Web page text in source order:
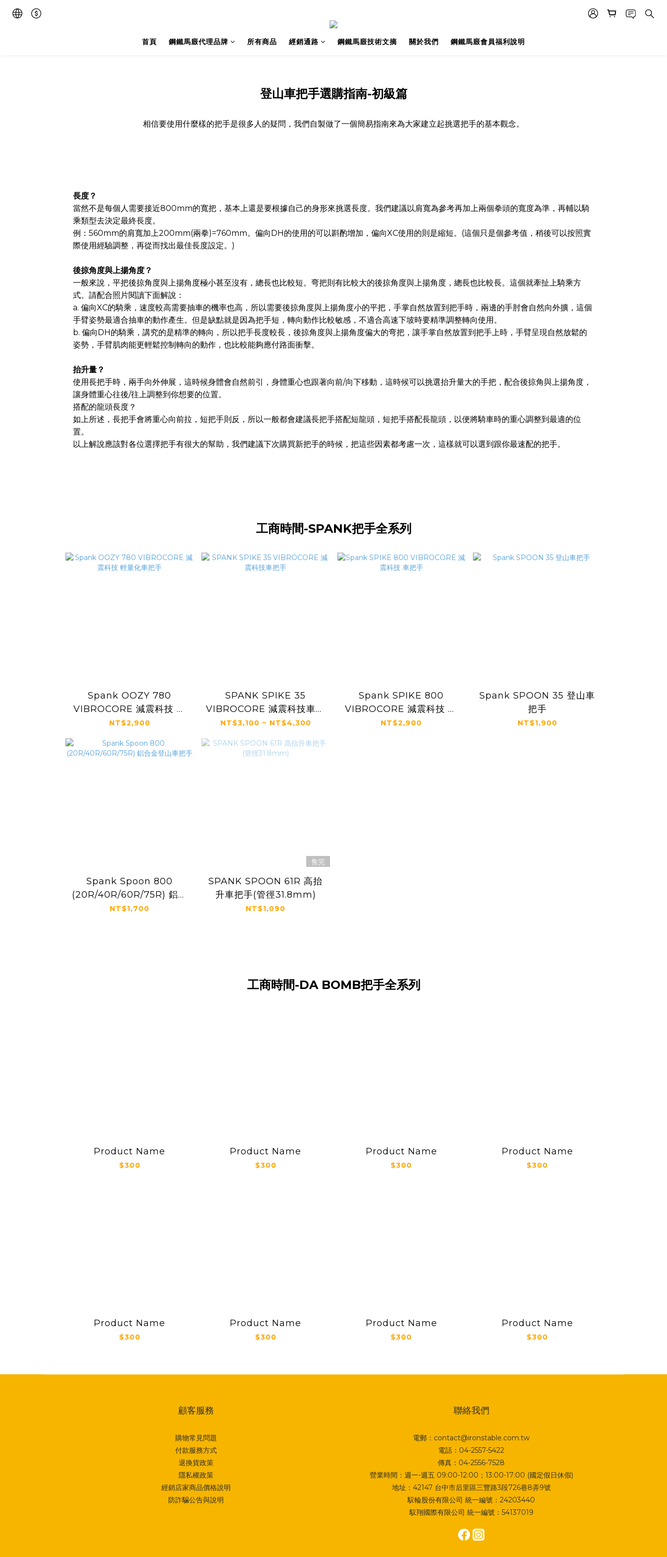
首頁 鋼鐵馬廄代理品牌 所有商品 經銷通路 鋼鐵馬廄技術文摘 關於我們 鋼鐵馬廄會員福利說明
登山車把手選購指南-初級篇
相信要使用什麼樣的把手是很多人的疑問，我們自製做了一個簡易指南來為大家建立起挑選把手的基本觀念。
長度？
當然不是每個人需要接近800mm的寬把，基本上還是要根據自己的身形來挑選長度。我們建議以肩寬為參考再加上兩個拳頭的寬度為準，再輔以騎
乘類型去決定最終長度。
例：560mm的肩寬加上200mm(兩拳)=760mm。偏向DH的使用的可以斟酌增加，偏向XC使用的則是縮短。(這個只是個參考值，稍後可以按照實
際使用經驗調整，再從而找出最佳長度設定。)
後掠角度與上揚角度？
一般來說，平把後掠角度與上揚角度極小甚至沒有，總長也比較短。弯把則有比較大的後掠角度與上揚角度，總長也比較長。這個就牽扯上騎乘方
式。請配合照片閱讀下面解說：
a. 偏向XC的騎乘，速度較高需要抽車的機率也高，所以需要後掠角度與上揚角度小的平把，手掌自然放置到把手時，兩邊的手肘會自然向外擴，這個
手臂姿勢最適合抽車的動作產生。但是缺點就是因為把手短，轉向動作比較敏感，不適合高速下坡時要精準調整轉向使用。
b. 偏向DH的騎乘，講究的是精準的轉向，所以把手長度較長，後掠角度與上揚角度偏大的弯把，讓手掌自然放置到把手上時，手臂呈現自然放鬆的
姿勢，手臂肌肉能更輕鬆控制轉向的動作，也比較能夠應付路面衝擊。
抬升量？
使用長把手時，兩手向外伸展，這時候身體會自然前引，身體重心也跟著向前/向下移動，這時候可以挑選抬升量大的手把，配合後掠角與上揚角度，
讓身體重心往後/往上調整到你想要的位置。
搭配的龍頭長度？
如上所述，長把手會將重心向前拉，短把手則反，所以一般都會建議長把手搭配短龍頭，短把手搭配長龍頭，以便將騎車時的重心調整到最適的位
置。
以上解說應該對各位選擇把手有很大的幫助，我們建議下次購買新把手的時候，把這些因素都考慮一次，這樣就可以選到跟你最速配的把手。
工商時間-SPANK把手全系列
Spank OOZY 780
VIBROCORE 減震科技 輕
量化車把手
NT$2,900
SPANK SPIKE 35
VIBROCORE 減震科技車把
手
NT$3,100 ~ NT$4,300
Spank SPIKE 800
VIBROCORE 減震科技 車
把手
NT$2,900
Spank SPOON 35 登山車
把手
NT$1,900
Spank Spoon 800
(20R/40R/60R/75R) 鋁合
金登山車把手
NT$1,700
售完
SPANK SPOON 61R 高抬
升車把手(管徑31.8mm)
NT$1,090
工商時間-DA BOMB把手全系列
Product Name
$300
Product Name
$300
Product Name
$300
Product Name
$300
Product Name
$300
Product Name
$300
Product Name
$300
Product Name
$300
顧客服務
購物常見問題
付款服務方式
退換貨政策
隱私權政策
經銷店家商品價格說明
防詐騙公告與說明
聯絡我們
電郵：contact@ironstable.com.tw
電話：04-2557-5422
傳真：04-2556-7528
營業時間：週一-週五 09:00-12:00；13:00-17:00 (國定假日休假)
地址： 42147 台中市后里區三豐路3段726巷8弄9號
馭輪股份有限公司 統一編號：24203440
馭翔國際有限公司 統一編號：54137019